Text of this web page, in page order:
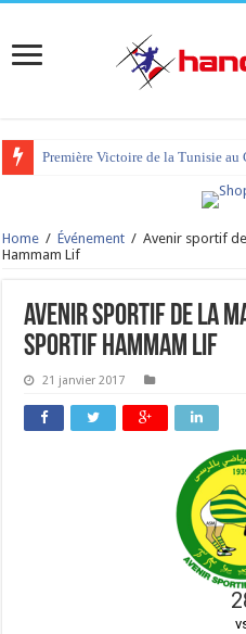
Première Victoire de la Tunisie
Home / Événement / Avenir sportif
Hammam Lif
Avenir sportif de la
sportif Hammam Lif
21 janvier 2017